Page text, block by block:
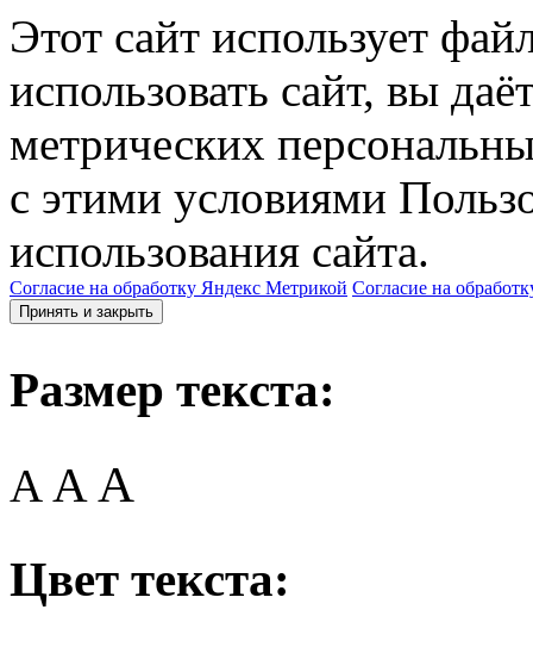
Этот сайт использует
использовать сайт, вы
метрических
с этими условиями
использования сайта.
Согласие на обработку Яндекс Метрикой Согласие на
Принять и закрыть
Размер текста:
A AA
Цвет текста: